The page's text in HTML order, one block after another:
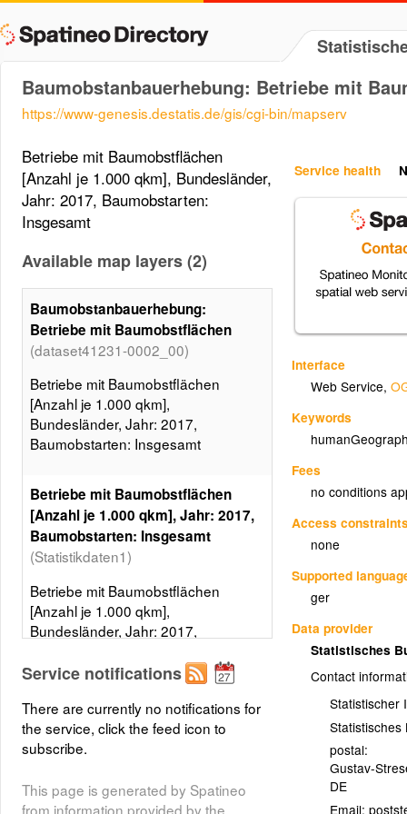
Baumobstanbauerhebung: Betriebe mit
https://www-genesis.destatis.de/gis/cgi-bin/mapserv
Service health
Interface
Web Service,
Keywords
Fees
no conditions
Access
none
Supported
ger
Data provider
Statistisches
Contact
Statistischer
Statistisches
postal:
Gustav-
DE
Email:
Betriebe mit Baumobstflächen
[Anzahl je 1.000 qkm], Bundesländer,
Jahr: 2017, Baumobstarten:
Insgesamt
Available map layers (2)
Baumobstanbauerhebung:
Betriebe mit Baumobstflächen
(dataset41231-0002_00)
Betriebe mit Baumobstflächen
[Anzahl je 1.000 qkm],
Bundesländer, Jahr: 2017,
Baumobstarten: Insgesamt
Betriebe mit Baumobstflächen
[Anzahl je 1.000 qkm], Jahr: 2017,
Baumobstarten: Insgesamt
(Statistikdaten1)
Betriebe mit Baumobstflächen
[Anzahl je 1.000 qkm],
Bundesländer, Jahr: 2017,
Klassen, Gleiche Besetzungen
Layer metadata (xml)
Service notifications
There are currently no notifications for
the service, click the feed icon to
subscribe.
This page is generated by Spatineo
from information provided by the